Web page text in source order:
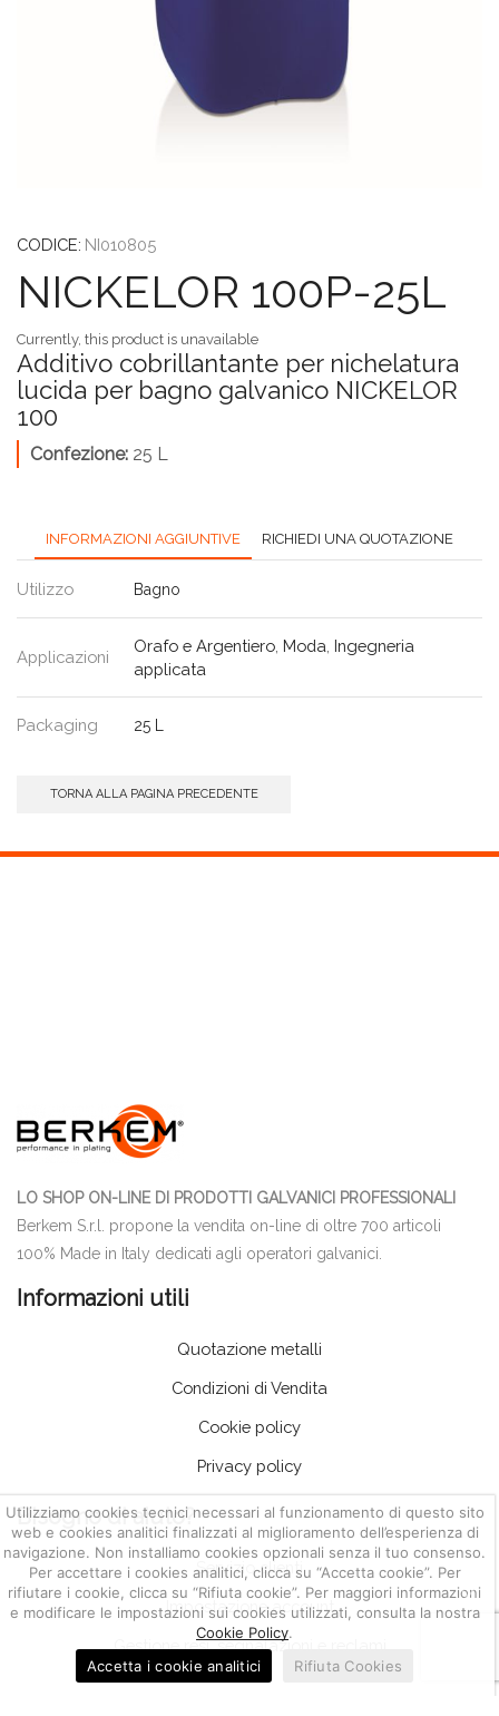
Utilizziamo cookies tecnici necessari al funzionamento di questo sito
web e cookies analitici finalizzati al miglioramento dell’esperienza di
navigazione. Non installiamo cookies opzionali senza il tuo consenso.
Per accettare i cookies analitici, clicca su “Accetta cookie”. Per
rifiutare i cookie, clicca su “Rifiuta cookie”. Per maggiori informazioni
e modificare le impostazioni sui cookies utilizzati, consulta la nostra
Cookie Policy.
Accetta i cookie analitici
Rifiuta Cookies
CODICE: NI010805
NICKELOR 100P-25L
Currently, this product is unavailable
Additivo cobrillantante per nichelatura
lucida per bagno galvanico NICKELOR
100
Confezione: 25 L
INFORMAZIONI AGGIUNTIVE RICHIEDI UNA QUOTAZIONE
Utilizzo Bagno
Applicazioni
Orafo e Argentiero, Moda Ingegneria
applicata
Packaging 25 L
TORNA ALLA PAGINA PRECEDENTE
LO SHOP ON-LINE DI PRODOTTI GALVANICI PROFESSIONALI
Berkem S.r.l. propone la vendita on-line di oltre 700 articoli
100% Made in Italy dedicati agli operatori galvanici.
Informazioni utili
Quotazione metalli
Condizioni di Vendita
Cookie policy
Privacy policy
Bisogno di aiuto?
Servizio clienti
Impostazione account
Gestione resi, segnalazioni e reclami